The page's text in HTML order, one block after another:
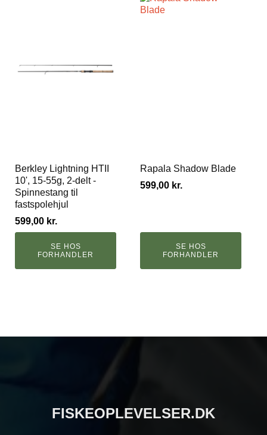
Berkley Lightning HTII
10', 15-55g, 2-delt -
Spinnestang til
fastspolehjul
599,00 kr.
SE HOS
FORHANDLER
Rapala Shadow Blade
599,00 kr.
SE HOS
FORHANDLER
FISKEOPLEVELSER.DK